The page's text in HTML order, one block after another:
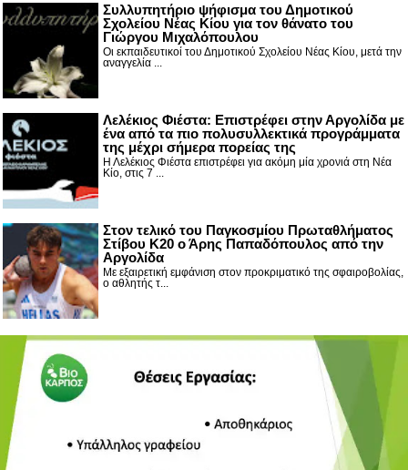
Συλλυπητήριο ψήφισμα του Δημοτικού
Σχολείου Νέας Κίου για τον θάνατο του
Γιώργου Μιχαλόπουλου
Οι εκπαιδευτικοί του Δημοτικού Σχολείου Νέας Κίου, μετά την
αναγγελία ...
Λελέκιος Φιέστα: Επιστρέφει στην Αργολίδα με
ένα από τα πιο πολυσυλλεκτικά προγράμματα
της μέχρι σήμερα πορείας της
Η Λελέκιος Φιέστα επιστρέφει για ακόμη μία χρονιά στη Νέα
Κίο, στις 7 ...
Στον τελικό του Παγκοσμίου Πρωταθλήματος
Στίβου Κ20 ο Άρης Παπαδόπουλος από την
Αργολίδα
Με εξαιρετική εμφάνιση στον προκριματικό της σφαιροβολίας,
ο αθλητής τ...